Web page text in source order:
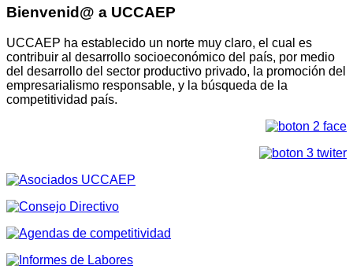
Bienvenid@ a UCCAEP
UCCAEP ha establecido un norte muy claro, el cual es
contribuir al desarrollo socioeconómico del país, por medio
del desarrollo del sector productivo privado, la promoción del
empresarialismo responsable, y la búsqueda de la
competitividad país.